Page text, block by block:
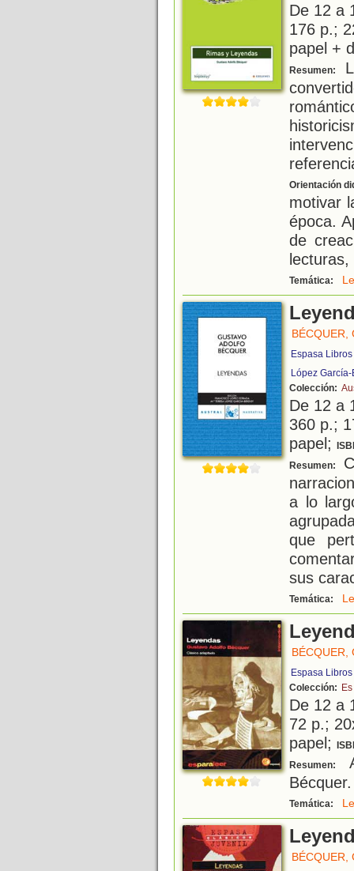
De 12 a
176 p.;
papel +
Resumen:
Orientación
motivar
época.
de
lecturas,
Temática:
BÉCQUER,
Espasa Libros
López
Colección:
De 12 a
360 p.;
papel;
Resumen:
a lo
que
sus
Temática:
BÉCQUER,
Espasa Libros
Colección:
De 12 a
72 p.;
papel;
Resumen:
Bécquer.
Temática:
BÉCQUER,